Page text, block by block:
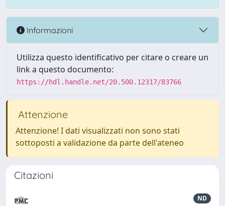
Informazioni
Utilizza questo identificativo per citare o creare un
link a questo documento:
https://hdl.handle.net/20.500.12317/83766
Attenzione
Attenzione! I dati visualizzati non sono stati
sottoposti a validazione da parte dell'ateneo
Citazioni
ND